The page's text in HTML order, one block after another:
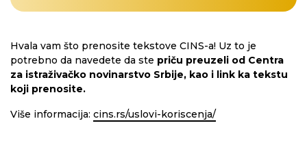
Hvala vam što prenosite tekstove CINS-a! Uz to je
potrebno da navedete da ste priču preuzeli od Centra
za istraživačko novinarstvo Srbije, kao i link ka tekstu
koji prenosite.
Više informacija: cins.rs/uslovi-koriscenja/